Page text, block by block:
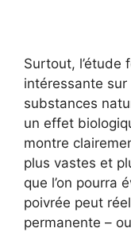
Surtout, l’étude
intéressante
substances
un effet
montre
plus vastes et
que l’on pourra
poivrée peut
permanente –